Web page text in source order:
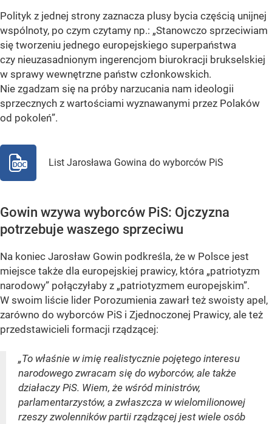
Polityk z jednej strony zaznacza plusy bycia częścią unijnej
wspólnoty, po czym czytamy np.: „Stanowczo sprzeciwiam
się tworzeniu jednego europejskiego superpaństwa
czy nieuzasadnionym ingerencjom biurokracji brukselskiej
w sprawy wewnętrzne państw członkowskich.
Nie zgadzam się na próby narzucania nam ideologii
sprzecznych z wartościami wyznawanymi przez Polaków
od pokoleń”.
List Jarosława Gowina do wyborców PiS
Gowin wzywa wyborców PiS: Ojczyzna
potrzebuje waszego sprzeciwu
Na koniec Jarosław Gowin podkreśla, że w Polsce jest
miejsce także dla europejskiej prawicy, która „patriotyzm
narodowy” połączyłaby z „patriotyzmem europejskim”.
W swoim liście lider Porozumienia zawarł też swoisty apel,
zarówno do wyborców PiS i Zjednoczonej Prawicy, ale też
przedstawicieli formacji rządzącej:
„To właśnie w imię realistycznie pojętego interesu
narodowego zwracam się do wyborców, ale także
działaczy PiS. Wiem, że wśród ministrów,
parlamentarzystów, a zwłaszcza w wielomilionowej
rzeszy zwolenników partii rządzącej jest wiele osób